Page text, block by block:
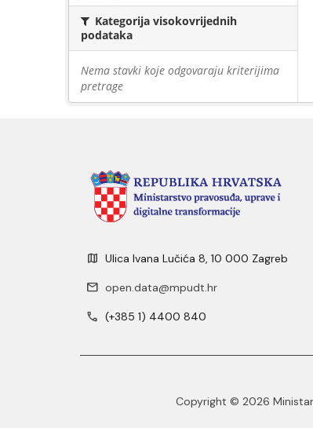
Kategorija visokovrijednih
podataka
Nema stavki koje odgovaraju kriterijima
pretrage